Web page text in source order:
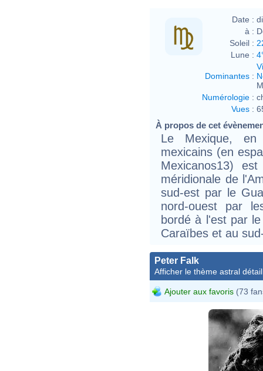
Date :
à :
Soleil :
Lune :
Dominantes :
Numérologie :
Vues :
À propos de cet
Le Mexique, en
mexicains (en
Mexicanos13)
méridionale de
sud-est par le
nord-ouest par
bordé à l'est par
Caraïbes et au
Peter Falk
Afficher le thème astral
Ajouter aux favoris (73